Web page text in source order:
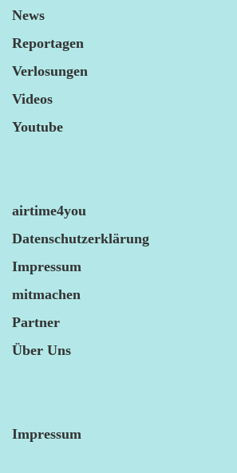
News
Reportagen
Verlosungen
Videos
Youtube
airtime4you
Datenschutzerklärung
Impressum
mitmachen
Partner
Über Uns
Impressum